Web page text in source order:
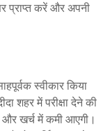
प्राप्त करें और अपनी
स्वीकार किया
शहर में परीक्षा देने की
खर्च में कमी आएगी।